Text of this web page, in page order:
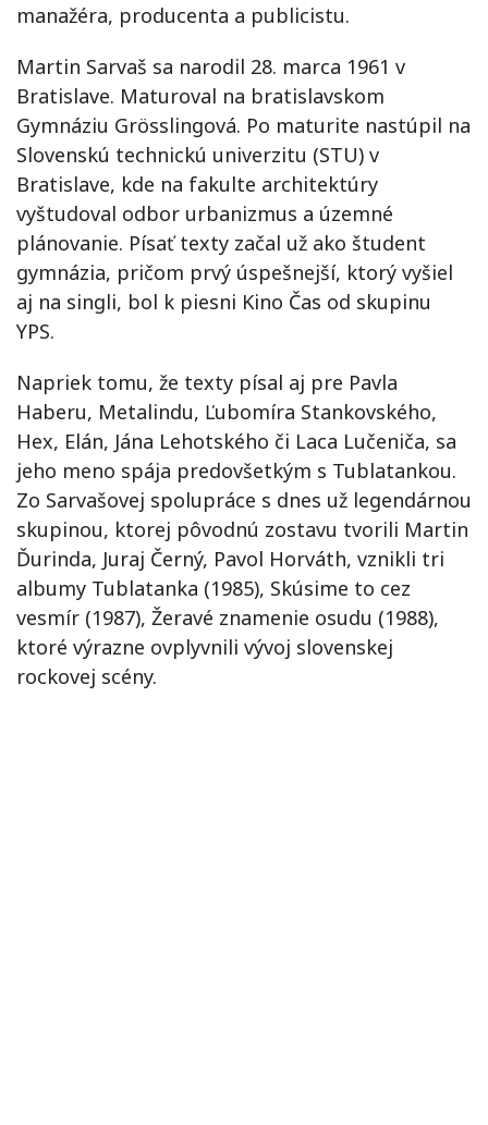
manažéra, producenta a publicistu.
Martin Sarvaš sa narodil 28. marca 1961 v
Bratislave. Maturoval na bratislavskom
Gymnáziu Grösslingová. Po maturite nastúpil na
Slovenskú technickú univerzitu (STU) v
Bratislave, kde na fakulte architektúry
vyštudoval odbor urbanizmus a územné
plánovanie. Písať texty začal už ako študent
gymnázia, pričom prvý úspešnejší, ktorý vyšiel
aj na singli, bol k piesni Kino Čas od skupinu
YPS.
Napriek tomu, že texty písal aj pre Pavla
Haberu, Metalindu, Ľubomíra Stankovského,
Hex, Elán, Jána Lehotského či Laca Lučeniča, sa
jeho meno spája predovšetkým s Tublatankou.
Zo Sarvašovej spolupráce s dnes už legendárnou
skupinou, ktorej pôvodnú zostavu tvorili Martin
Ďurinda, Juraj Černý, Pavol Horváth, vznikli tri
albumy Tublatanka (1985), Skúsime to cez
vesmír (1987), Žeravé znamenie osudu (1988),
ktoré výrazne ovplyvnili vývoj slovenskej
rockovej scény.